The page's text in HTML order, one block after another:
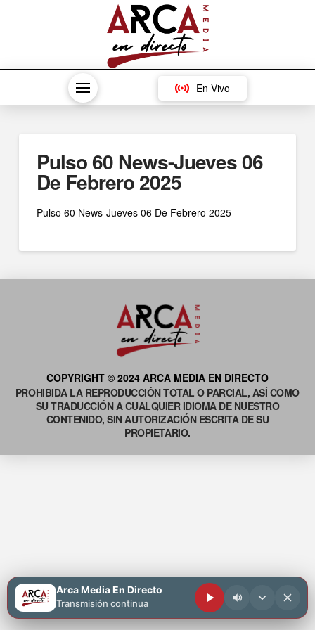
En Vivo
Pulso 60 News-Jueves 06
De Febrero 2025
Pulso 60 News-Jueves 06 De Febrero 2025
COPYRIGHT © 2024 ARCA MEDIA EN DIRECTO
PROHIBIDA LA REPRODUCCIÓN TOTAL O PARCIAL, ASÍ COMO
SU TRADUCCIÓN A CUALQUIER IDIOMA DE NUESTRO
CONTENIDO, SIN AUTORIZACIÓN ESCRITA DE SU
PROPIETARIO.
Arca Media En Directo
Transmisión continua